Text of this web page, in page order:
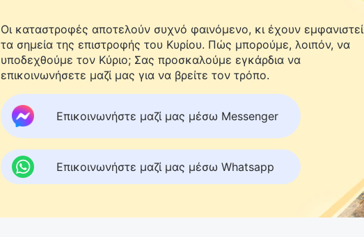
Οι καταστροφές αποτελούν συχνό φαινόμενο, κι έχουν εμφανιστεί
τα σημεία της επιστροφής του Κυρίου. Πώς μπορούμε, λοιπόν, να
υποδεχθούμε τον Κύριο; Σας προσκαλούμε εγκάρδια να
επικοινωνήσετε μαζί μας για να βρείτε τον τρόπο.
Επικοινωνήστε μαζί μας μέσω Messenger
Επικοινωνήστε μαζί μας μέσω Whatsapp